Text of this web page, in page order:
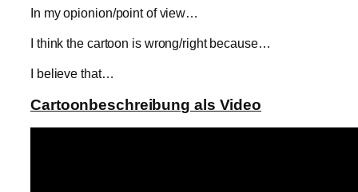
In my opionion/point of view…
I think the cartoon is wrong/right because…
I believe that…
Cartoonbeschreibung als Video